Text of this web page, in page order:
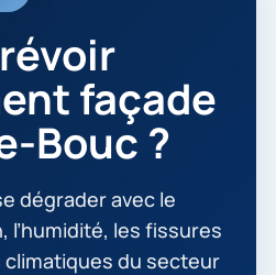
façade
Bouc ?
dégrader avec le
l’humidité, les fissures
du secteur